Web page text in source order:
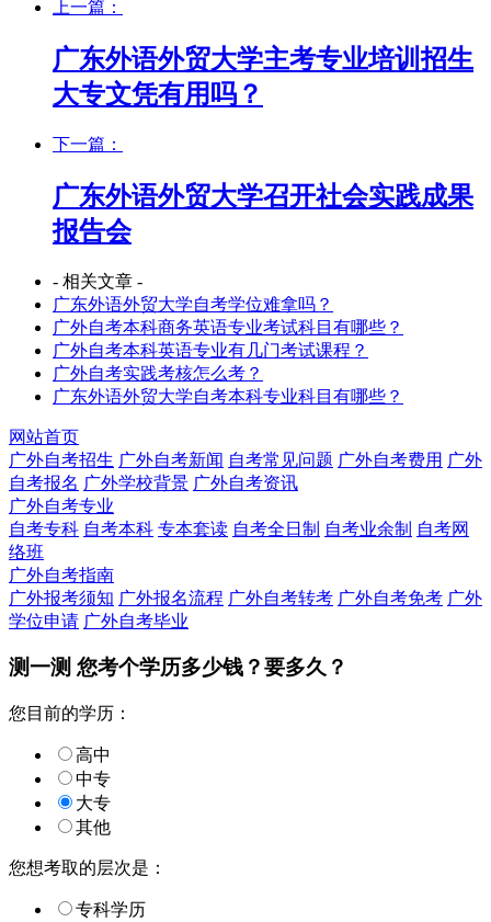
上一篇：
广东外语外贸大学主考专业培训招生
大专文凭有用吗？
下一篇：
广东外语外贸大学召开社会实践成果
报告会
- 相关文章 -
广东外语外贸大学自考学位难拿吗？
广外自考本科商务英语专业考试科目有哪些？
广外自考本科英语专业有几门考试课程？
广外自考实践考核怎么考？
广东外语外贸大学自考本科专业科目有哪些？
网站首页
广外自考招生 广外自考新闻 自考常见问题 广外自考费用 广外
自考报名 广外学校背景 广外自考资讯
广外自考专业
自考专科 自考本科 专本套读 自考全日制 自考业余制 自考网
络班
广外自考指南
广外报考须知 广外报名流程 广外自考转考 广外自考免考 广外
学位申请 广外自考毕业
测一测 您考个学历多少钱？要多久？
您目前的学历：
高中
中专
大专
其他
您想考取的层次是：
专科学历